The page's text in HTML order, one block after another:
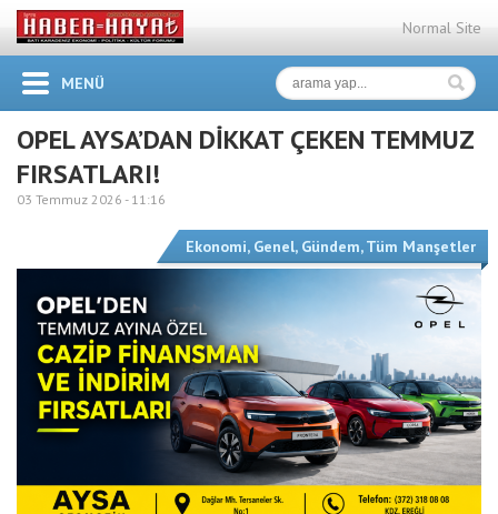
Normal Site
MENÜ
OPEL AYSA’DAN DİKKAT ÇEKEN TEMMUZ
FIRSATLARI!
03 Temmuz 2026 - 11:16
Ekonomi, Genel, Gündem,Tüm Manşetler